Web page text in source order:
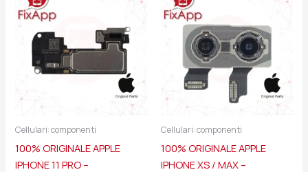
Cellulari: componenti
100% ORIGINALE APPLE
IPHONE 11 PRO –
Cellulari: componenti
100% ORIGINALE APPLE
IPHONE XS / MAX –